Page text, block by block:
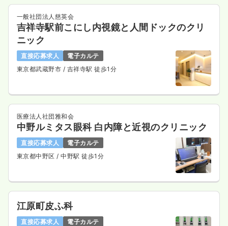
一般社団法人慈英会
吉祥寺駅前こにし内視鏡と人間ドックのクリ
ニック
直接応募求人
電子カルテ
東京都武蔵野市 / 吉祥寺駅 徒歩1分
医療法人社団雅和会
中野ルミタス眼科 白内障と近視のクリニック
直接応募求人
電子カルテ
東京都中野区 / 中野駅 徒歩1分
江原町皮ふ科
直接応募求人 電子カルテ